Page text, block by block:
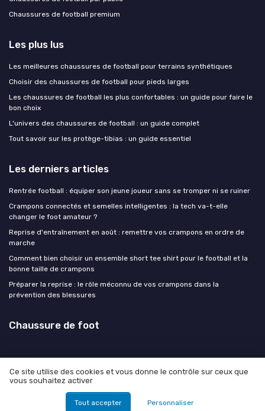
Chaussures de football premium
Les plus lus
Les meilleures chaussures de football pour terrains synthétiques
Choisir des chaussures de football pour pieds larges
Les chaussures de football les plus confortables : un guide pour faire le
bon choix
L'univers des chaussures de football : un guide complet
Tout savoir sur les protège-tibias : un guide essentiel
Les derniers articles
Rentrée football : équiper son jeune joueur sans se tromper ni se ruiner
Crampons connectés et semelles intelligentes : la tech va-t-elle
changer le foot amateur ?
Reprise d'entraînement en août : remettre vos crampons en ordre de
marche
Comment bien choisir un ensemble short tee shirt pour le football et la
bonne taille de crampons
Préparer la reprise : le rôle méconnu de vos crampons dans la
prévention des blessures
Chaussure de foot
Mentions légales
© Chaussure de foot 2026
Ce site utilise des cookies et vous donne le contrôle sur ceux que
vous souhaitez activer
Tout accepter Personnaliser